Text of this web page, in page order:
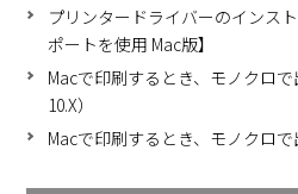
プリンタードライバーのインス
ポートを使用 Mac版】
Macで印刷するとき、モノクロ
10.X）
Macで印刷するとき、モノクロで